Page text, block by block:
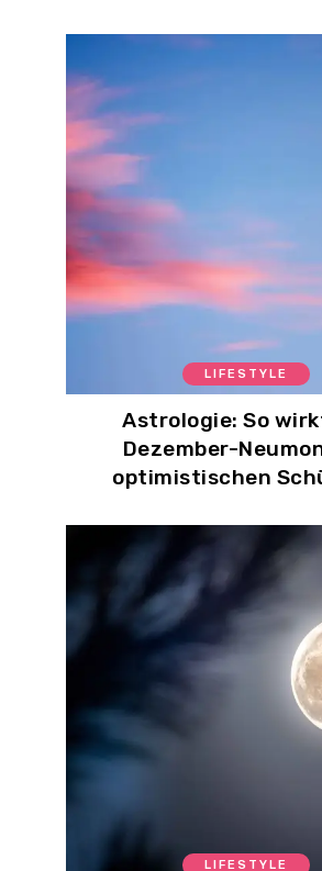
LIFESTYLE
Astrologie: So
Dezember-
optimistischen
LIFESTYLE